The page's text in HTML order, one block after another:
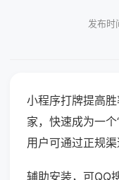
发布
小程序打牌提高
家，快速成为一
用户可通过正规渠
辅助安装，可QQ